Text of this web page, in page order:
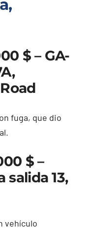
$ – GA-
fuga, que dio
$ –
salida 13,
vehículo